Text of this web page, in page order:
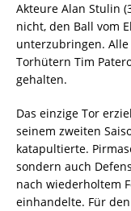
Akteure Alan Stulin
nicht, den Ball vom
unterzubringen.
Torhütern Tim
gehalten.
Das einzige Tor
seinem zweiten
katapultierte.
sondern auch
nach wiederholtem
einhandelte. Für